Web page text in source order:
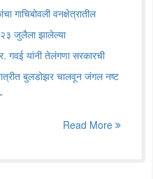
गाचिबोवली वनक्षेत्रातील
२३ जुलैला झालेल्या
गवई यांनी तेलंगणा सरकारची
बुलडोझर चालवून जंगल नष्ट
Read More